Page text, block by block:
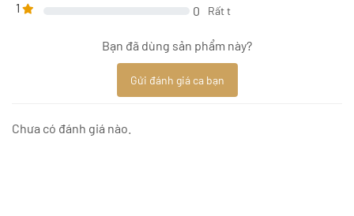
1 0 Rất t
Bạn đã dùng sản phẩm này?
Gửi đánh giá ca bạn
Chưa có đánh giá nào.